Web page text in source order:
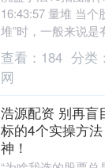
16:43:57 量堆 当个
堆”时，一般来说
短期内股价波澜不
查看： 184 分类：
网
浩源配资 别再盲
标的4个实操方
神！